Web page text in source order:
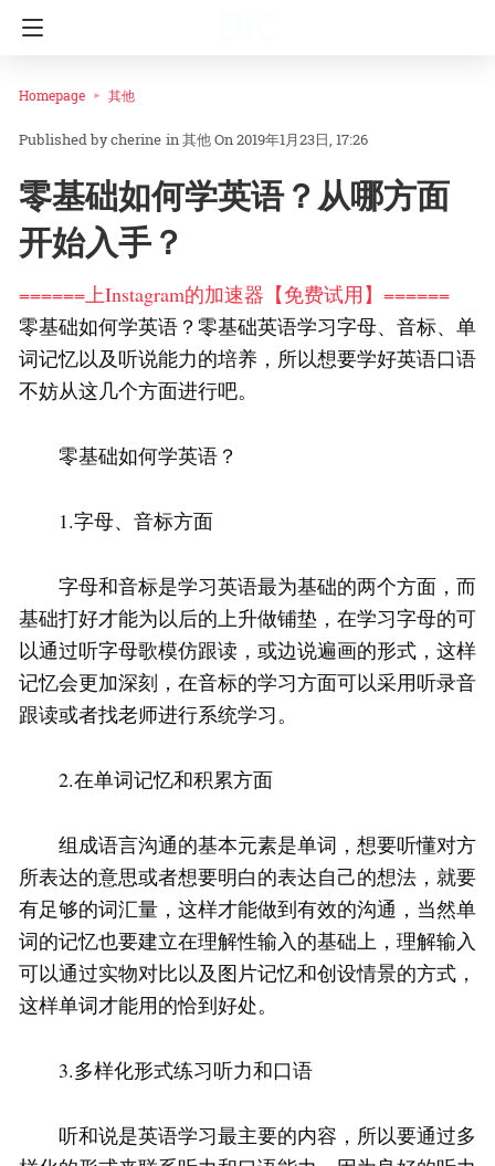
Homepage 其他
cherine in其他On 2019年1月23日, 17:26
零基础如何学英语？从哪方面
开始入手？
======上Instagram的加速器【免费试用】======
零基础如何学英语？零基础英语学习字母、音标、单
词记忆以及听说能力的培养，所以想要学好英语口语
不妨从这几个方面进行吧。
零基础如何学英语？
1.字母、音标方面
字母和音标是学习英语最为基础的两个方面，而
基础打好才能为以后的上升做铺垫，在学习字母的可
以通过听字母歌模仿跟读，或边说遍画的形式，这样
记忆会更加深刻，在音标的学习方面可以采用听录音
跟读或者找老师进行系统学习。
2.在单词记忆和积累方面
组成语言沟通的基本元素是单词，想要听懂对方
所表达的意思或者想要明白的表达自己的想法，就要
有足够的词汇量，这样才能做到有效的沟通，当然单
词的记忆也要建立在理解性输入的基础上，理解输入
可以通过实物对比以及图片记忆和创设情景的方式，
这样单词才能用的恰到好处。
3.多样化形式练习听力和口语
听和说是英语学习最主要的内容，所以要通过多